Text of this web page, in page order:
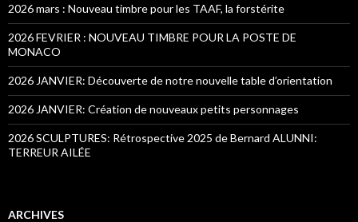
2026 mars : Nouveau timbre pour les TAAF, la forstérite
2026 FEVRIER : NOUVEAU TIMBRE POUR LA POSTE DE
MONACO
2026 JANVIER: Découverte de notre nouvelle table d’orientation
2026 JANVIER: Création de nouveaux petits personnages
2026 SCULPTURES: Rétrospective 2025 de Bernard ALUNNI:
TERREUR AILÉE
ARCHIVES